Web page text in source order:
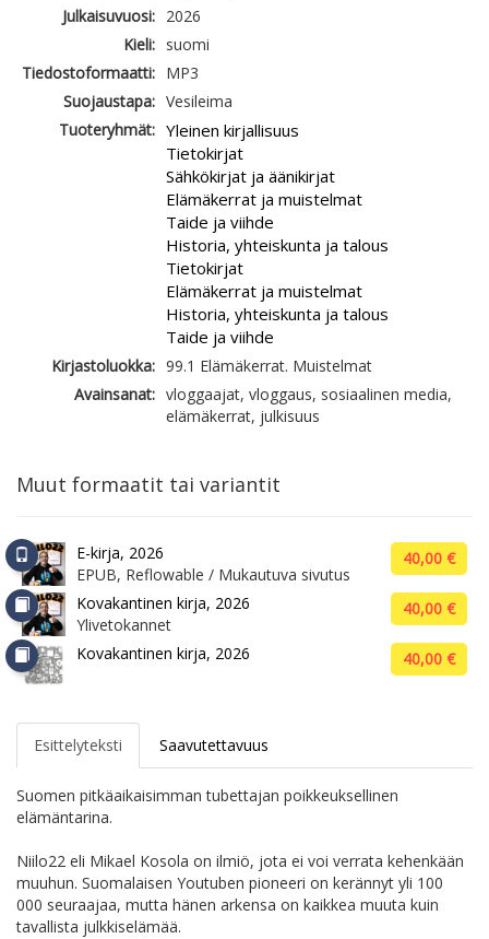
Julkaisuvuosi: 2026
Kieli: suomi
Tiedostoformaatti: MP3
Suojaustapa: Vesileima
Tuoteryhmät: Yleinen kirjallisuus
Tietokirjat
Sähkökirjat ja äänikirjat
Elämäkerrat ja muistelmat
Taide ja viihde
Historia, yhteiskunta ja talous
Tietokirjat
Elämäkerrat ja muistelmat
Historia, yhteiskunta ja talous
Taide ja viihde
Kirjastoluokka: 99.1 Elämäkerrat. Muistelmat
Avainsanat: vloggaajat, vloggaus, sosiaalinen media,
elämäkerrat, julkisuus
Muut formaatit tai variantit
E-kirja, 2026
EPUB, Reflowable / Mukautuva sivutus
40,00 €
Kovakantinen kirja, 2026
Ylivetokannet
40,00 €
Kovakantinen kirja, 2026 40,00 €
Esittelyteksti Saavutettavuus
Suomen pitkäaikaisimman tubettajan poikkeuksellinen
elämäntarina.
Niilo22 eli Mikael Kosola on ilmiö, jota ei voi verrata kehenkään
muuhun. Suomalaisen Youtuben pioneeri on kerännyt yli 100
000 seuraajaa, mutta hänen arkensa on kaikkea muuta kuin
tavallista julkkiselämää.